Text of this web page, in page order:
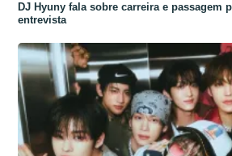
DJ Hyuny fala sobre carreira e passagem
entrevista